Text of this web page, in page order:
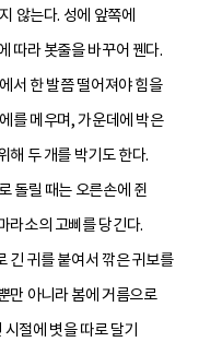
않는다. 성에 앞쪽에
따라 봇줄을 바꾸어 꿴다.
서 한 발쯤 떨어져야 힘을
를 메우며, 가운데에 박은
해 두 개를 박기도 한다.
돌릴 때는 오른손에 쥔
라소의 고삐를 당긴다.
긴 귀를 붙여서 깎은 귀보를
만 아니라 봄에 거름으로
절에 볏을 따로 달기